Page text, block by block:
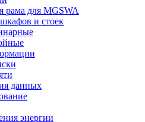
рама для MGSWA
и стоек
данных
энергии